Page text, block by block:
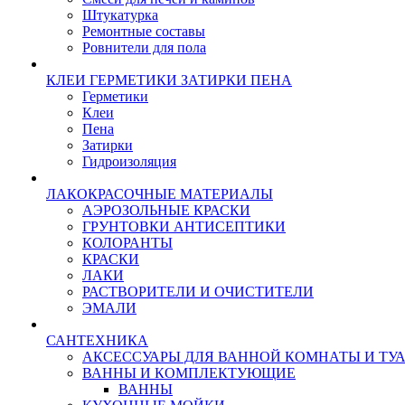
Штукатурка
Ремонтные составы
Ровнители для пола
КЛЕИ ГЕРМЕТИКИ ЗАТИРКИ ПЕНА
Герметики
Клеи
Пена
Затирки
Гидроизоляция
ЛАКОКРАСОЧНЫЕ МАТЕРИАЛЫ
АЭРОЗОЛЬНЫЕ КРАСКИ
ГРУНТОВКИ АНТИСЕПТИКИ
КОЛОРАНТЫ
КРАСКИ
ЛАКИ
РАСТВОРИТЕЛИ И ОЧИСТИТЕЛИ
ЭМАЛИ
САНТЕХНИКА
АКСЕССУАРЫ ДЛЯ ВАННОЙ КОМНАТЫ И
ВАННЫ И КОМПЛЕКТУЮЩИЕ
ВАННЫ